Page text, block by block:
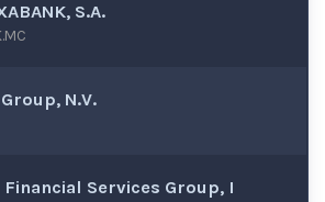
S.A.
Group, N.V.
Financial Services Group, I